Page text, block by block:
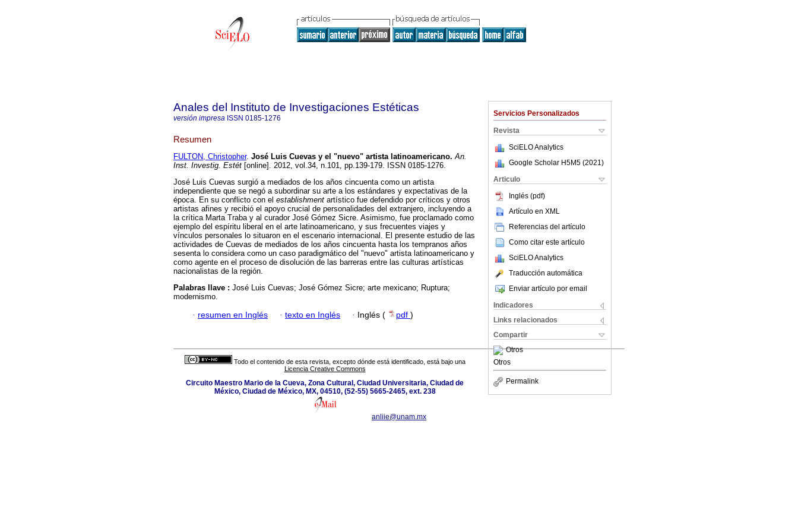
Servicios Personalizados
Revista
SciELO Analytics
Google Scholar H5M5 (2021 )
Articulo
Inglés (pdf)
Artículo en XML
Referencias del artículo
Como citar este artículo
SciELO Analytics
Traducción automática
Enviar artículo por email
Indicadores
Links relacionados
Compartir
Otros
Otros
Permalink
Anales del Instituto de Investigaciones Estéticas
versión impresa ISSN 0185-1276
Resumen
FULTON, Christopher. José Luis Cuevas y el "nuevo" artista latinoamericano. An.
Inst. Investig. Estét [online]. 2012, vol.34, n.101, pp.139-179. ISSN 0185-1276.
José Luis Cuevas surgió a mediados de los años cincuenta como un artista
independiente que se negó a subordinar su arte a los estándares y expectativas de la
época. En su conflicto con el establishment artístico fue defendido por críticos y otros
artistas afines y recibió el apoyo crucial de personalidades del extranjero, incluyendo a
la crítica Marta Traba y al curador José Gómez Sicre. Asimismo, fue proclamado como
ejemplo del espíritu liberal en el arte latinoamericano, y sus frecuentes viajes y
vínculos personales lo situaron en el escenario internacional. El presente estudio de las
actividades de Cuevas de mediados de los años cincuenta hasta los tempranos años
sesenta lo considera como un caso paradigmático del "nuevo" artista latinoamericano y
como agente en el proceso de disolución de las barreras entre las culturas artísticas
nacionalistas de la región.
Palabras llave : José Luis Cuevas; José Gómez Sicre; arte mexicano; Ruptura;
modernismo.
· resumen en Inglés · texto en Inglés · Inglés ( pdf )
Todo el contenido de esta revista, excepto dónde está identificado, está bajo una
Licencia Creative Commons
Circuito Maestro Mario de la Cueva, Zona Cultural, Ciudad Universitaria, Ciudad de
México, Ciudad de México, MX, 04510, (52-55) 5665-2465, ext. 238
anliie@unam.mx